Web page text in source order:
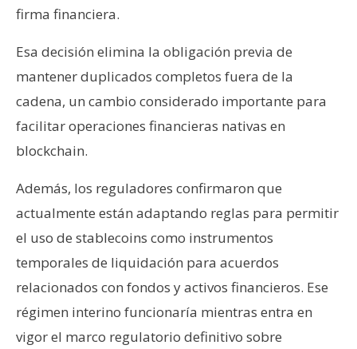
firma financiera.
Esa decisión elimina la obligación previa de
mantener duplicados completos fuera de la
cadena, un cambio considerado importante para
facilitar operaciones financieras nativas en
blockchain.
Además, los reguladores confirmaron que
actualmente están adaptando reglas para permitir
el uso de stablecoins como instrumentos
temporales de liquidación para acuerdos
relacionados con fondos y activos financieros. Ese
régimen interino funcionaría mientras entra en
vigor el marco regulatorio definitivo sobre